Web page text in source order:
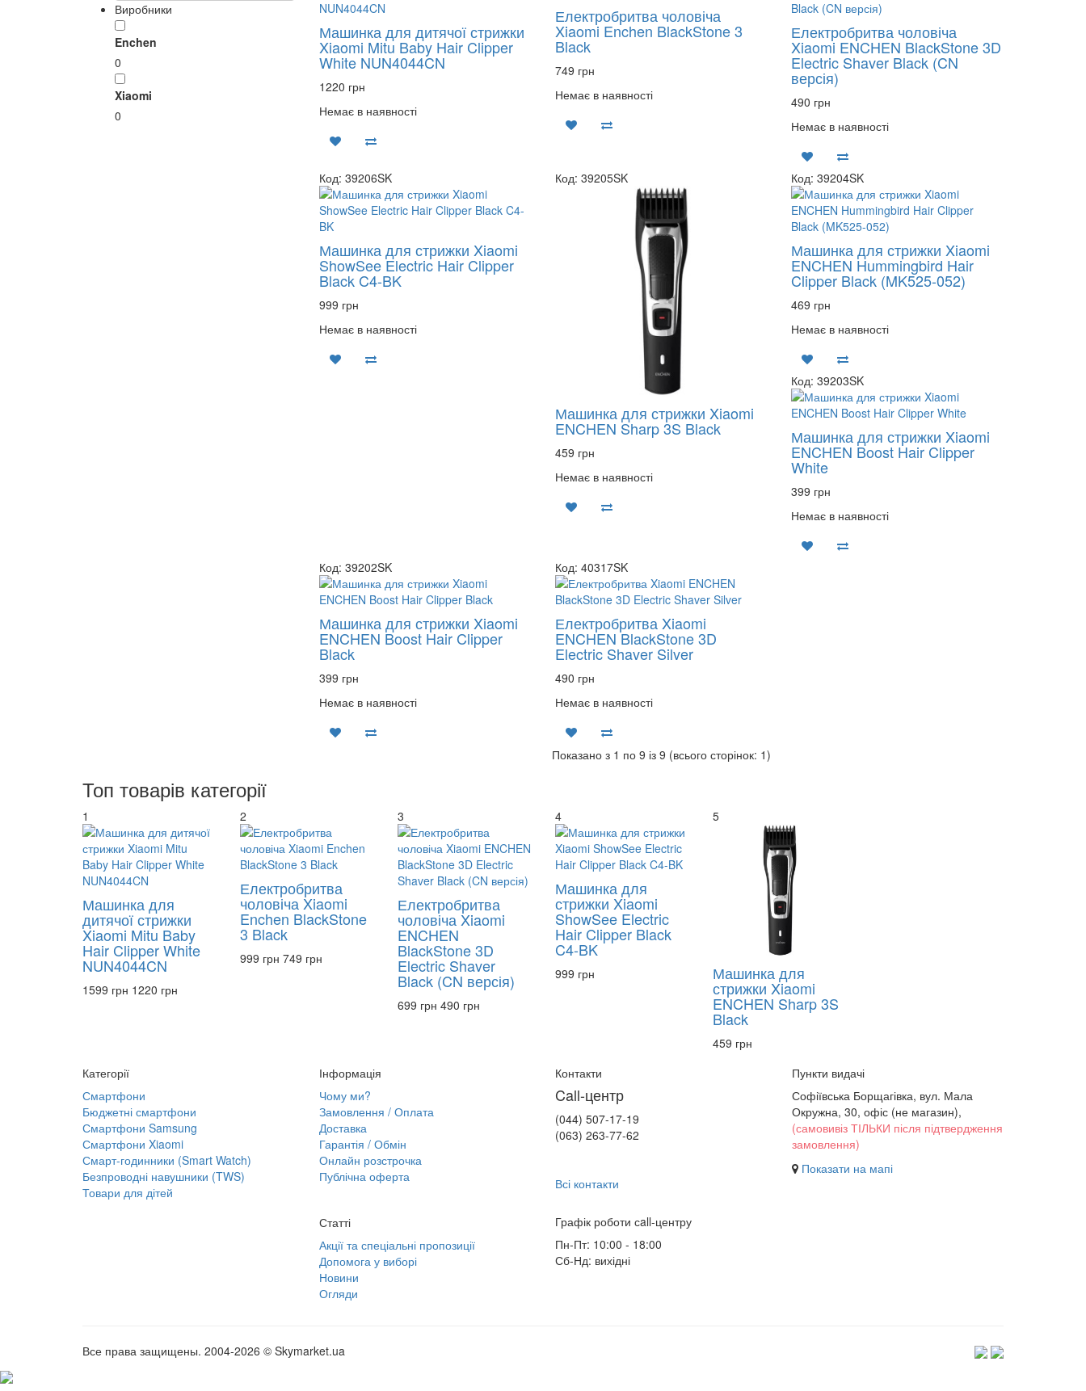
Виробники
Enchen
0
Xiaomi
0
Машинка для дитячої стрижки
Xiaomi Mitu Baby Hair Clipper
White NUN4044CN
1220 грн
Немає в наявності
Електробритва чоловіча
Xiaomi Enchen BlackStone 3
Black
749 грн
Немає в наявності
Електробритва чоловіча
Xiaomi ENCHEN BlackStone 3D
Electric Shaver Black (CN
версія)
490 грн
Немає в наявності
Код: 39206SK
Машинка для стрижки Xiaomi
ShowSee Electric Hair Clipper
Black C4-BK
999 грн
Немає в наявності
Код: 39205SK
Машинка для стрижки Xiaomi
ENCHEN Sharp 3S Black
459 грн
Немає в наявності
Код: 39204SK
Машинка для стрижки Xiaomi
ENCHEN Hummingbird Hair
Clipper Black (MK525-052)
469 грн
Немає в наявності
Код: 39203SK
Машинка для стрижки Xiaomi
ENCHEN Boost Hair Clipper
White
399 грн
Немає в наявності
Код: 39202SK
Машинка для стрижки Xiaomi
ENCHEN Boost Hair Clipper
Black
399 грн
Немає в наявності
Код: 40317SK
Електробритва Xiaomi
ENCHEN BlackStone 3D
Electric Shaver Silver
490 грн
Немає в наявності
Показано з 1 по 9 із 9 (всього сторінок: 1)
Топ товарів категорії
1
Машинка для
дитячої стрижки
Xiaomi Mitu Baby
Hair Clipper White
NUN4044CN
1599 грн 1220 грн
2
Електробритва
чоловіча Xiaomi
Enchen BlackStone
3 Black
999 грн 749 грн
3
Електробритва
чоловіча Xiaomi
ENCHEN
BlackStone 3D
Electric Shaver
Black (CN версія)
699 грн 490 грн
4
Машинка для
стрижки Xiaomi
ShowSee Electric
Hair Clipper Black
C4-BK
999 грн
5
Машинка для
стрижки Xiaomi
ENCHEN Sharp 3S
Black
459 грн
Категорії
Смартфони
Бюджетні смартфони
Смартфони Samsung
Смартфони Xiaomi
Смарт-годинники (Smart Watch)
Безпроводні навушники (TWS)
Товари для дітей
Інформація
Чому ми?
Замовлення / Оплата
Доставка
Гарантія / Обмін
Онлайн розстрочка
Публічна оферта
Статті
Акції та спеціальні пропозиції
Допомога у виборі
Новини
Огляди
Контакти
Call-центр
(044) 507-17-19
(063) 263-77-62
Всі контакти
Графік роботи сall-центру
Пн-Пт: 10:00 - 18:00
Сб-Нд: вихідні
Пункти видачі
Софіївська Борщагівка, вул. Мала
Окружна, 30, офіс (не магазин),
(самовивіз ТІЛЬКИ після підтвердження
замовлення)
Показати на мапі
Все права защищены. 2004-2026 © Skymarket.ua